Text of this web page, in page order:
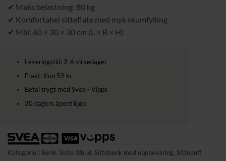
✔ Maks belastning: 80 kg
✔ Komfortabel sitteflate med myk skumfylling
✔ Mål: 60 × 30 × 30 cm (L × B × H)
Leveringstid: 3-6 virkedager
Frakt: Kun 59 kr
Betal trygt med Svea - Vipps
30 dagers åpent kjøp
Kategorier: Benk, Siste tilbud, Sittebenk med oppbevaring, Sittepuff